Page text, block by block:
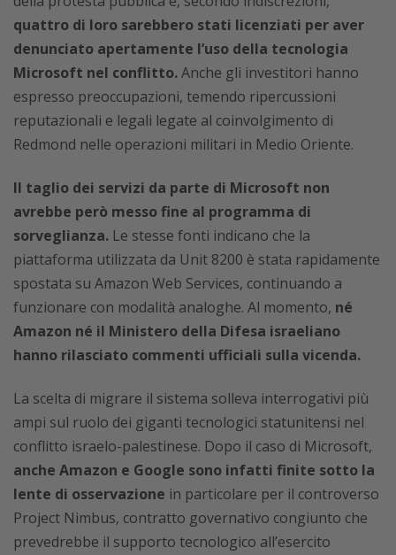
quattro di loro sarebbero stati licenziati per aver
denunciato apertamente l’uso della tecnologia
Microsoft nel conflitto.Anche gli investitori hanno
espresso preoccupazioni, temendo ripercussioni
reputazionali e legali legate al coinvolgimento di
Redmond nelle operazioni militari in Medio Oriente.
Il taglio dei servizi da parte di Microsoft non
avrebbe però messo fine al programma di
sorveglianza. Le stesse fonti indicano che la
piattaforma utilizzata da Unit 8200 è stata rapidamente
spostata su Amazon Web Services, continuando a
funzionare con modalità analoghe. Al momento, né
Amazon né il Ministero della Difesa israeliano
hanno rilasciato commenti ufficiali sulla vicenda.
La scelta di migrare il sistema solleva interrogativi più
ampi sul ruolo dei giganti tecnologici statunitensi nel
conflitto israelo-palestinese. Dopo il caso di Microsoft,
anche Amazon e Google sono infatti finite sotto la
lente di osservazione in particolare per il controverso
Project Nimbus, contratto governativo congiunto che
prevedrebbe il supporto tecnologico all’esercito